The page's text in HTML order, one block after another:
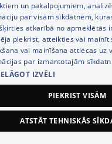
3 199,00€
mainīgs
un pakalpojumiem,
par visām sīkdatnēm,
atkarībā no apmeklētās
piekrist, atteikties vai mainīt
vai mainīšana attiecas uz
par izmantotajām
IZVĒLI
PIEKRIST VISĀM
ATSTĀT TEHNISKĀS